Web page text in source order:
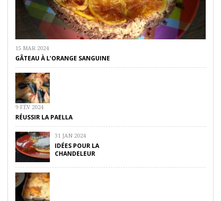
15 MAR 2024
GÂTEAU À L’ORANGE SANGUINE
9 FÉV 2024
RÉUSSIR LA PAELLA
31 JAN 2024
IDÉES POUR LA
CHANDELEUR